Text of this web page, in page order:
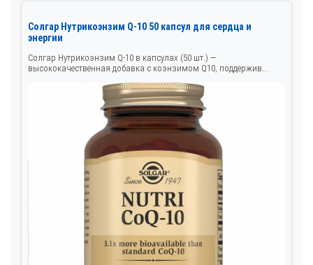
Солгар Нутрикоэнзим Q-10 50 капсул для сердца и
энергии
Солгар Нутрикоэнзим Q-10 в капсулах (50 шт.) —
высококачественная добавка с коэнзимом Q10, поддержив...